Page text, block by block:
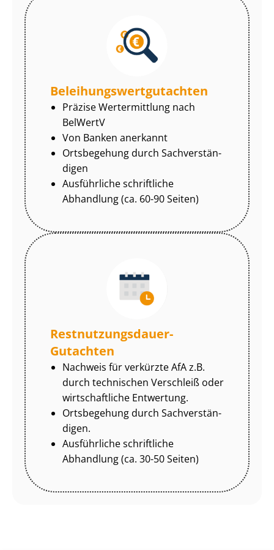
Be­lei­hungs­wert­gut­ach­ten
Präzise Wertermittlung nach
BelWertV
Von Banken anerkannt
Ortsbegehung durch Sach­ver­stän­
di­gen
Ausführliche schriftliche
Abhandlung (ca. 60-90 Seiten)
Rest­nut­zungs­dau­er-
Gutachten
Nachweis für verkürzte AfA z.B.
durch technischen Verschleiß oder
wirtschaftliche Entwertung.
Ortsbegehung durch Sach­ver­stän­
di­gen.
Ausführliche schriftliche
Abhandlung (ca. 30-50 Seiten)